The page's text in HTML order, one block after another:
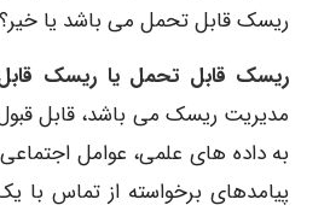
ریسک قابل تحمل می باشد یا خیر؟
ریسک قابل تحمل یا ریسک
مدیریت ریسک می باشد، قابل
به داده های علمی، عوامل
پیامدهای برخواسته از تماس با